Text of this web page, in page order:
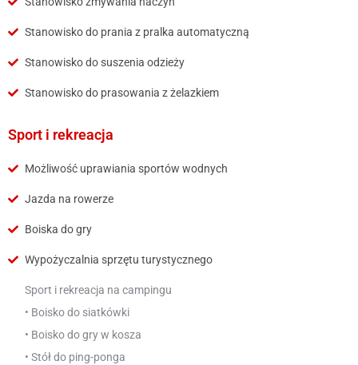
Stanowisko do prania z pralka automatyczną
Stanowisko do suszenia odzieży
Stanowisko do prasowania z żelazkiem
Sport i rekreacja
Możliwość uprawiania sportów wodnych
Jazda na rowerze
Boiska do gry
Wypożyczalnia sprzętu turystycznego
Sport i rekreacja na campingu
• Boisko do siatkówki
• Boisko do gry w kosza
• Stół do ping-ponga